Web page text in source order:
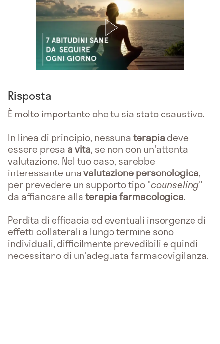
Risposta
È molto importante che tu sia stato esaustivo.
In linea di principio, nessunaterapiadeve
essere presa a vita, se non con un'attenta
valutazione. Nel tuo caso, sarebbe
interessante unavalutazione personologica,
per prevedere un supporto tipo "counseling"
da affiancare allaterapia farmacologica.
Perdita di efficacia ed eventuali insorgenze di
effetti collaterali a lungo termine sono
individuali, difficilmente prevedibili e quindi
necessitano di un'adeguata farmacovigilanza.